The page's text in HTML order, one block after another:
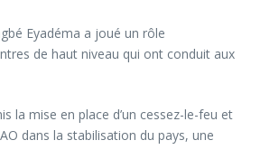
Eyadéma a joué un rôle
de haut niveau qui ont conduit aux
la mise en place d’un cessez-le-feu et
dans la stabilisation du pays, une